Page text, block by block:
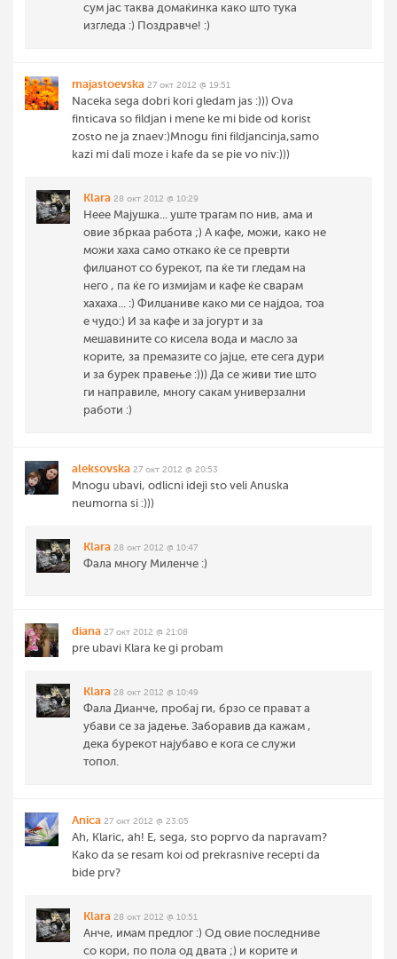
сум јас таква домаќинка како што тука
изгледа :) Поздравче! :)
majastoevska 27 окт 2012 @ 19:51
Naceka sega dobri kori gledam jas :))) Ova
finticava so fildjan i mene ke mi bide od korist
zosto ne ja znaev:)Mnogu fini fildjancinja,samo
kazi mi dali moze i kafe da se pie vo niv:)))
Klara 28 окт 2012 @ 10:29
Неее Мајушка... уште трагам по нив, ама и
овие збркаа работа ;) А кафе, можи, како не
можи хаха само откако ќе се преврти
филџанот со бурекот, па ќе ти гледам на
него , па ќе го измијам и кафе ќе сварам
хахаха... :) Филџаниве како ми се најдоа, тоа
е чудо:) И за кафе и за јогурт и за
мешавините со кисела вода и масло за
корите, за премазите со јајце, ете сега дури
и за бурек правење :))) Да се живи тие што
ги направиле, многу сакам универзални
работи :)
aleksovska 27 окт 2012 @ 20:53
Mnogu ubavi, odlicni ideji sto veli Anuska
neumorna si :)))
Klara 28 окт 2012 @ 10:47
Фала многу Миленче :)
diana 27 окт 2012 @ 21:08
pre ubavi Klara ke gi probam
Klara 28 окт 2012 @ 10:49
Фала Дианче, пробај ги, брзо се прават а
убави се за јадење. Заборавив да кажам ,
дека бурекот најубаво е кога се служи
топол.
Anica 27 окт 2012 @ 23:05
Ah, Klaric, ah! E, sega, sto poprvo da napravam?
Kako da se resam koi od prekrasnive recepti da
bide prv?
Klara 28 окт 2012 @ 10:51
Анче, имам предлог :) Од овие последниве
со кори, по пола од двата ;) и корите и